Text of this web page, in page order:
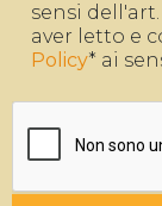
sensi dell'art.
aver letto e
Policy* ai